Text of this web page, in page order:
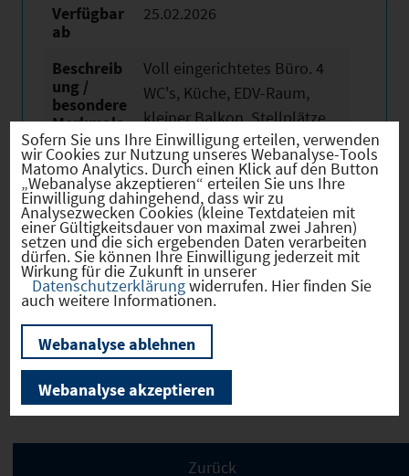
Verfügbar
ab
25.02.2026
Beschreib
ung /
besondere
Merkmale
Voll eingerichtetes Büro. 4
WC's, Küche, EDV-Raum,
kleiner Balkon. Stellplätze
vorhanden.
Wir weisen ausdrücklich darauf hin, dass
vorstehende Informationen auf den Angaben des
Plausibilität, Vollständigkeit und Richtigkeit
überprüft wurden. Für den Inhalt der Angaben
übernehmen wir keine Haftung!
Sofern Sie uns Ihre Einwilligung erteilen, verwenden
wir Cookies zur Nutzung unseres Webanalyse-Tools
Matomo Analytics. Durch einen Klick auf den Button
„Webanalyse akzeptieren“ erteilen Sie uns Ihre
Einwilligung dahingehend, dass wir zu
Analysezwecken Cookies (kleine Textdateien mit
einer Gültigkeitsdauer von maximal zwei Jahren)
setzen und die sich ergebenden Daten verarbeiten
dürfen. Sie können Ihre Einwilligung jederzeit mit
Wirkung für die Zukunft in unserer
Datenschutzerklärungwiderrufen. Hier finden Sie
auch weitere Informationen.
Webanalyse ablehnen
Webanalyse akzeptieren